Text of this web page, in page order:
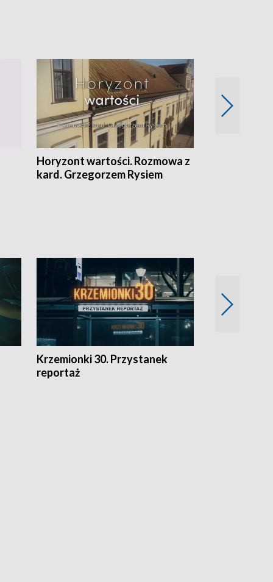
Horyzont wartości. Rozmowa z
kard. Grzegorzem Rysiem
Krzemionki 30. Przystanek
reportaż